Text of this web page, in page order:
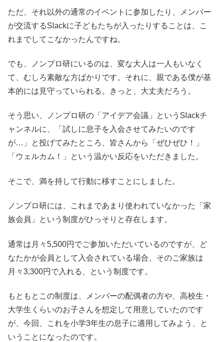
ただ、それ以外の通常のイベントに参加したり、メンバー
が交流するSlackに子どもたちが入ったりすることは、こ
れまでしてこなかったんですね。
でも、ノンプロ研にいるのは、変な大人は一人もいなく
て、むしろ素敵な方ばかりです。それに、親である僕が基
本的には見守っていられる。きっと、大丈夫だろう。
そう思い、ノンプロ研の「アイデア会議」というSlackチ
ャンネルに、「試しに息子を入会させてみたいのです
が…」と投げてみたところ、皆さんから「ぜひぜひ！」
「ウェルカム！」という温かい反応をいただきました。
そこで、満を持して行動に移すことにしました。
ノンプロ研には、これまであまり使われていなかった「家
族会員」という制度がひっそりと存在します。
通常は⽉々5,500円でご参加いただいているのですが、ど
なたかが会員として⼊会されている場合、そのご家族は
⽉々3,300円で⼊れる、という制度です。
もともとこの制度は、メンバーの配偶者の方や、高校生・
大学生くらいのお子さんを想定して用意していたのです
が、今回、これを小学3年生の息子に適用してみよう、と
いうことになったのです。